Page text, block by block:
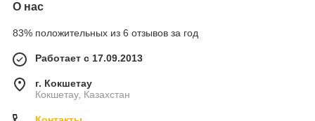
О нас
83% положительных из 6 отзывов за год
Работает с 17.09.2013
г. Кокшетау
Кокшетау, Казахстан